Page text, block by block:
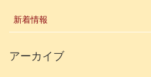
新着情報
アーカイブ